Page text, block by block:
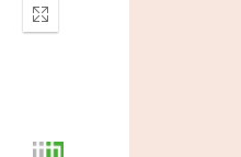
Enter
fullscreen